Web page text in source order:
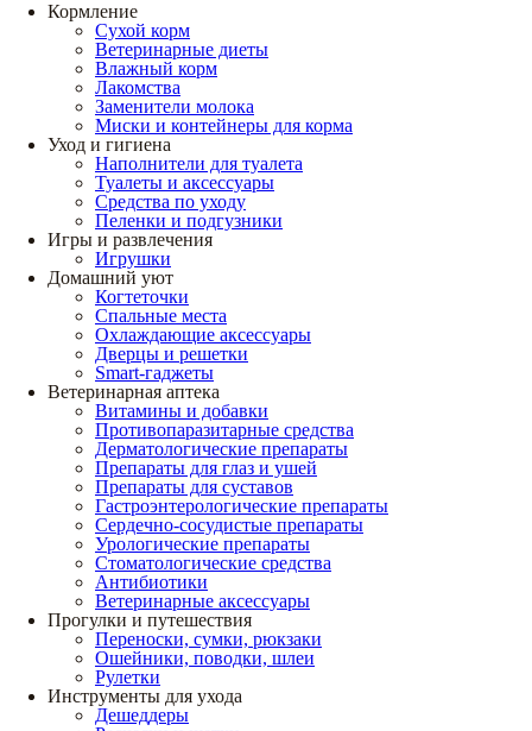
Кормление
Сухой корм
Ветеринарные диеты
Влажный корм
Лакомства
Заменители молока
Миски и контейнеры для корма
Уход и гигиена
Наполнители для туалета
Туалеты и аксессуары
Средства по уходу
Пеленки и подгузники
Игры и развлечения
Игрушки
Домашний уют
Когтеточки
Спальные места
Охлаждающие аксессуары
Дверцы и решетки
Smart-гаджеты
Ветеринарная аптека
Витамины и добавки
Противопаразитарные средства
Дерматологические препараты
Препараты для глаз и ушей
Препараты для суставов
Гастроэнтерологические препараты
Сердечно-сосудистые препараты
Урологические препараты
Стоматологические средства
Антибиотики
Ветеринарные аксессуары
Прогулки и путешествия
Переноски, сумки, рюкзаки
Ошейники, поводки, шлеи
Рулетки
Инструменты для ухода
Дешеддеры